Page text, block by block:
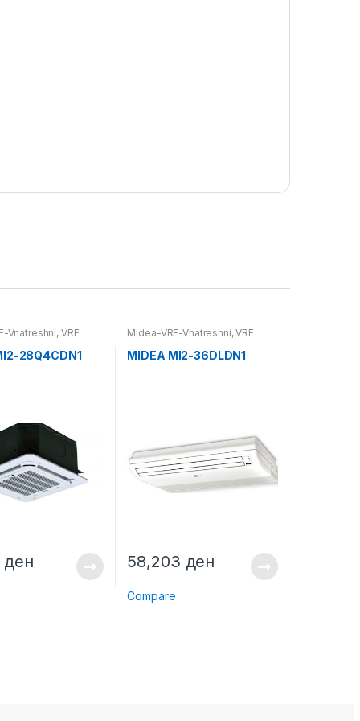
Vnatreshni, VRF
28Q4CDN1
ден
Midea-VRF-Vnatreshni,VRF
MIDEA MI2-36DLDN1
58,203 ден
Compare